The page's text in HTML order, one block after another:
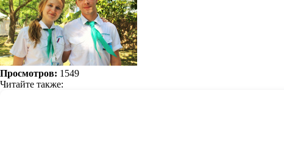
Просмотров: 1549
Читайте также: